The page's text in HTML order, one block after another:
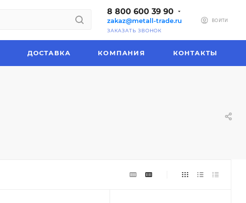
8 800 600 39 90
zakaz@metall-trade.ru
ЗАКАЗАТЬ ЗВОНОК
ВОЙТИ
ДОСТАВКА КОМПАНИЯ КОНТАКТЫ